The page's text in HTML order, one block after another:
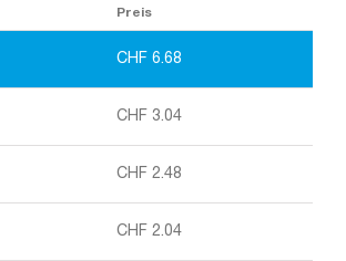
Preis
CHF 6.68
CHF 3.04
CHF 2.48
CHF 2.04